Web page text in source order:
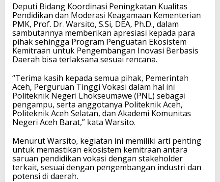
Deputi Bidang Koordinasi Peningkatan Kualitas
Pendidikan dan Moderasi Keagamaan Kementerian
PMK, Prof. Dr. Warsito, S.Si, DEA, Ph.D., dalam
sambutannya memberikan apresiasi kepada para
pihak sehingga Program Penguatan Ekosistem
Kemitraan untuk Pengembangan Inovasi Berbasis
Daerah bisa terlaksana sesuai rencana.
“Terima kasih kepada semua pihak, Pemerintah
Aceh, Perguruan Tinggi Vokasi dalam hal ini
Politeknik Negeri Lhokseumawe (PNL) sebagai
pengampu, serta anggotanya Politeknik Aceh,
Politeknik Aceh Selatan, dan Akademi Komunitas
Negeri Aceh Barat,” kata Warsito.
Menurut Warsito, kegiatan ini memiliki arti penting
untuk memastikan ekosistem kemitraan antara
saruan pendidikan vokasi dengan stakeholder
terkait, sesuai dengan pengembangan industri dan
potensi di daerah.